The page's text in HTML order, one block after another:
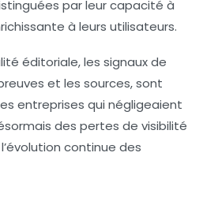
par leur capacité à
à leurs utilisateurs.
éditoriale, les signaux de
et les sources, sont
entreprises qui négligeaient
des pertes de visibilité
continue des